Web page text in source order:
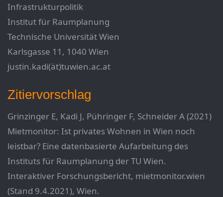
Infrastrukturpolitik
Institut für Raumplanung
Technische Universität Wien
Karlsgasse 11, 1040 Wien
justin.kadi(ät)tuwien.ac.at
Zitiervorschlag
Grinzinger E, Kadi J, Pühringer F, Schneider A (2021)
Mietmonitor: Ist privates Wohnen in Wien noch
leistbar? Eine datenbasierte Aufarbeitung des
Instituts für Raumplanung der TU Wien.
Interaktiver Forschungsbericht, mietmonitor.wien
(Stand 9.4.2021), Wien.